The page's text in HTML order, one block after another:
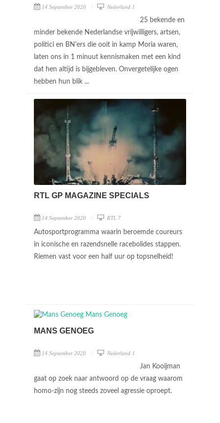
14 September 2020 Nederland 1
25 bekende en
minder bekende Nederlandse vrijwilligers, artsen,
politici en BN'ers die ooit in kamp Moria waren,
laten ons in 1 minuut kennismaken met een kind
dat hen altijd is bijgebleven. Onvergetelijke ogen
hebben hun blik ...
RTL GP MAGAZINE SPECIALS
14 September 2020 RTL 7
Autosportprogramma waarin beroemde coureurs
in iconische en razendsnelle racebolides stappen.
Riemen vast voor een half uur op topsnelheid!
MANS GENOEG
14 September 2020 Nederland 1
Jan Kooijman
gaat op zoek naar antwoord op de vraag waarom
homo-zijn nog steeds zoveel agressie oproept.